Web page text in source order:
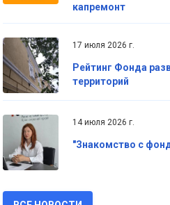
капремонт
17 июля 2026 г.
Рейтинг Фонда
территорий
14 июля 2026 г.
"Знакомство с